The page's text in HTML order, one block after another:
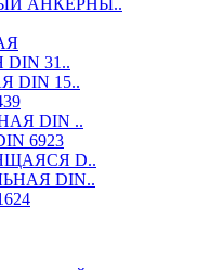
АНКЕРНЫ..
31..
DIN 15..
DIN ..
6923
D..
DIN..